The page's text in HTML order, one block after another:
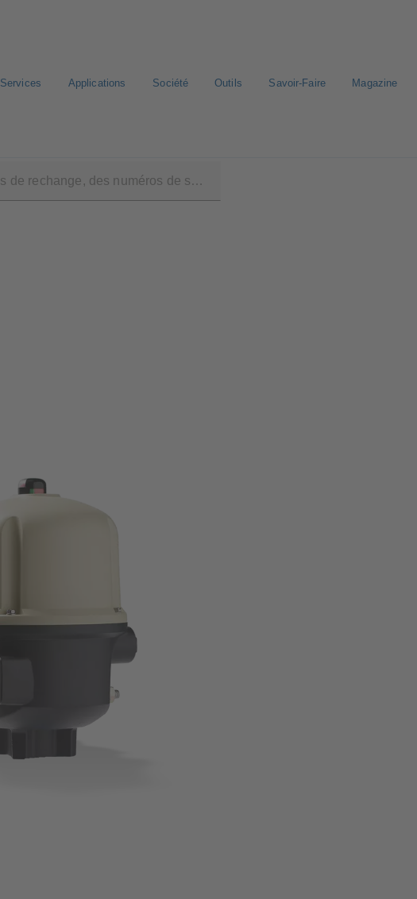
Services Applications Société Outils Savoir-Faire Magazine